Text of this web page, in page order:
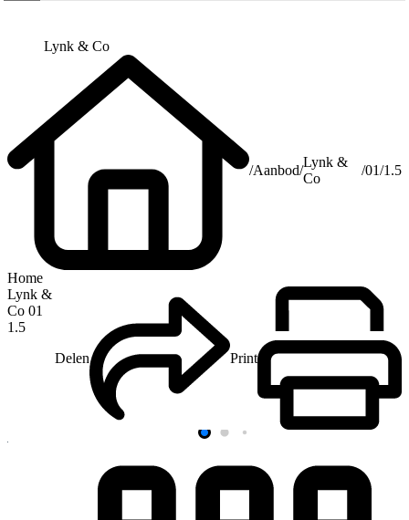
Lynk & Co
Home
/Aanbod/
Lynk &
Co
/01/1.5
Lynk &
Co 01
1.5
Delen
Print